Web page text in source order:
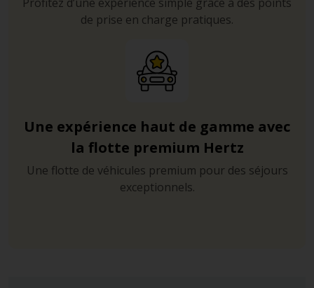
de prise en charge pratiques.
Une expérience haut de gamme avec
la flotte premium Hertz
Une flotte de véhicules premium pour des séjours
exceptionnels.